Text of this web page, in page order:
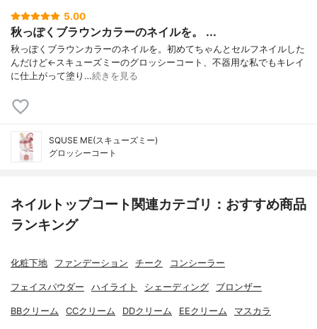
5.00
秋っぽくブラウンカラーのネイルを。 ...
秋っぽくブラウンカラーのネイルを。初めてちゃんとセルフネイルした
んだけど←スキューズミーのグロッシーコート、不器用な私でもキレイ
に仕上がって塗り…続きを見る
SQUSE ME(スキューズミー)
グロッシーコート
ネイルトップコート関連カテゴリ：おすすめ商品
ランキング
化粧下地 ファンデーション チーク コンシーラー
フェイスパウダー ハイライト シェーディング ブロンザー
BBクリーム CCクリーム DDクリーム EEクリーム マスカラ